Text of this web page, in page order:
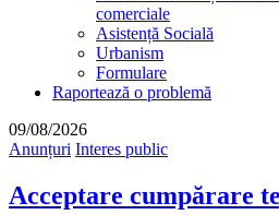
comerciale
Asistență Socială
Urbanism
Formulare
Raportează o problemă
09/08/2026
Anunțuri Interes public
Acceptare cumpărare